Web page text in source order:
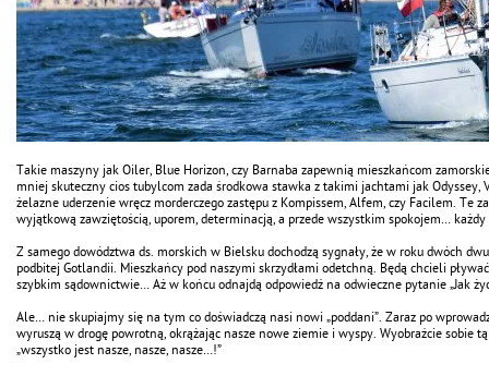
Takie maszyny jak Oiler, Blue Horizon, czy Barnaba zapewnią mieszkańcom
mniej skuteczny cios tubylcom zada środkowa stawka z takimi jachtami jak
żelazne uderzenie wręcz morderczego zastępu z Kompissem, Alfem, czy Facilem.
wyjątkową zawziętością, uporem, determinacją, a przede wszystkim spokojem…
Z samego dowództwa ds. morskich w Bielsku dochodzą sygnały, że w roku dwóch
podbitej Gotlandii. Mieszkańcy pod naszymi skrzydłami odetchną. Będą chcieli
szybkim sądownictwie… Aż w końcu odnajdą odpowiedź na odwieczne pytanie „Jak
Ale… nie skupiajmy się na tym co doświadczą nasi nowi „poddani”. Zaraz po
wyruszą w drogę powrotną, okrążając nasze nowe ziemie i wyspy. Wyobraźcie sobie
„wszystko jest nasze, nasze, nasze…!”